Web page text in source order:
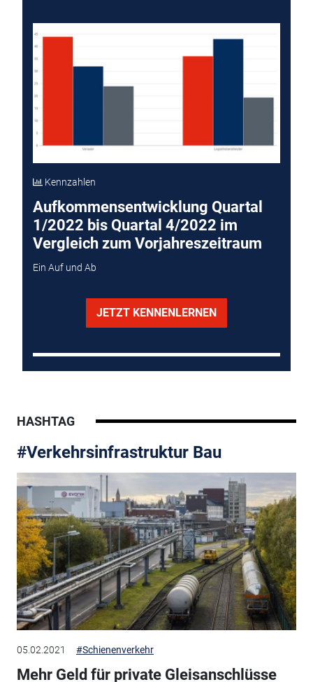
Kennzahlen
Aufkommensentwicklung Quartal
1/2022 bis Quartal 4/2022 im
Vergleich zum Vorjahreszeitraum
Ein Auf und Ab
JETZT KENNENLERNEN
HASHTAG
#Verkehrsinfrastruktur Bau
05.02.2021 #Schienenverkehr
Mehr Geld für private Gleisanschlüsse